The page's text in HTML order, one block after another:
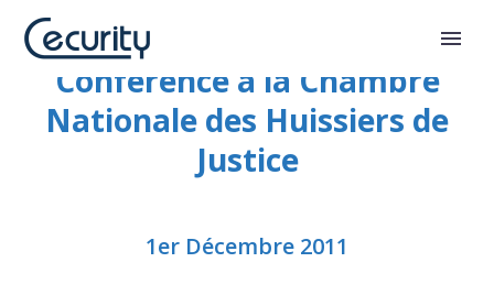
Conférence à la Chambre
Nationale des Huissiers de
Justice
1er Décembre 2011